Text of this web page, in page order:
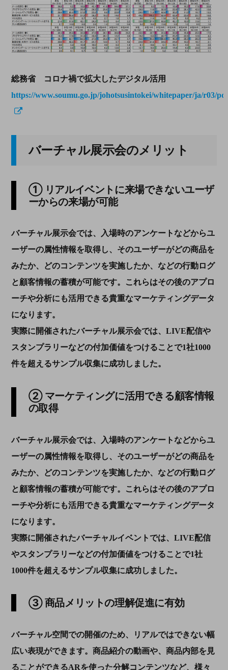
総務省 コロナ禍で拡大したデジタル活用
https://www.soumu.go.jp/johotsusintokei/whitepaper/ja/r03/
バーチャル展示会のメリット
① リアルイベントに来場できないユーザ
ーからの来場が可能
バーチャル展示会では、入場時のアンケートなどからユ
ーザーの属性情報を取得し、そのユーザーがどの商品を
みたか、どのコンテンツを実施したか、などの行動ログ
と顧客情報の蓄積が可能です。これらはその後のアプロ
ーチや分析にも活用できる貴重なマーケティングデータ
になります。
実際に開催されたバーチャル展示会では、 LIVE配信や
スタンプラリーなどの付加価値をつけることで1社1000
件を超えるサンプル収集に成功しました。
② マーケティングに活用できる顧客情報
の取得
バーチャル展示会では、入場時のアンケートなどからユ
ーザーの属性情報を取得し、そのユーザーがどの商品を
みたか、どのコンテンツを実施したか、などの行動ログ
と顧客情報の蓄積が可能です。これらはその後のアプロ
ーチや分析にも活用できる貴重なマーケティングデータ
になります。
実際に開催されたバーチャルイベントでは、LIVE配信
やスタンプラリーなどの付加価値をつけることで1社
1000件を超えるサンプル収集に成功しました。
③ 商品メリットの理解促進に有効
バーチャル空間での開催のため、リアルではできない幅
広い表現ができます。商品紹介の動画や、商品内部を見
ることができるARを使った分解コンテンツなど、様々